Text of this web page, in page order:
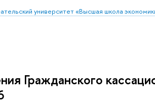
университет «Высшая школа
Гражданского